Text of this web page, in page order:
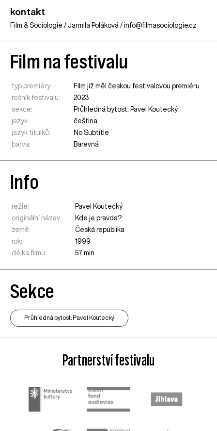
kontakt
Film & Sociologie / Jarmila Poláková / info@filmasociologie.cz
Film na festivalu
typ premiéry:
Film již měl českou festivalovou premiéru.
ročník festivalu:
2023
sekce:
Průhledná bytost: Pavel Koutecký
jazyk:
čeština
jazyk titulků:
No Subtitle
barva:
Barevná
Info
režie:
Pavel Koutecký
originální název:
Kde je pravda?
země:
Česká republika
rok:
1999
délka filmu:
57 min.
Sekce
Průhledná bytost: Pavel Koutecký
Partnerství festivalu